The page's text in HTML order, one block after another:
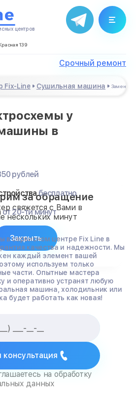
центров
139
Срочный ремонт
Fix-Line Сушильная машина Замена
у
в
рублей
бесплатно
от 20-ти минут
в сервисном центре Fix Line в
качества и надежности. Мы
каждый элемент вашей
используем только
части. Опытные мастера
и оперативно устранят любую
машина, холодильник или
будет работать как новая!
консультация
на обработку
данных
за обращение
свяжется с Вами в
нескольких минут
Закрыть